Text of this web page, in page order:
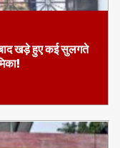
बाद खड़े हुए कई सुलगते